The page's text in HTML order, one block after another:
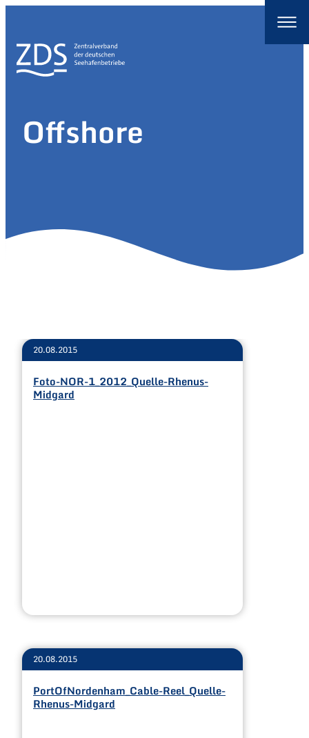
Offshore
20.08.2015
Foto-NOR-1_2012_Quelle-Rhenus-
Midgard
20.08.2015
PortOfNordenham_Cable-Reel_Quelle-
Rhenus-Midgard